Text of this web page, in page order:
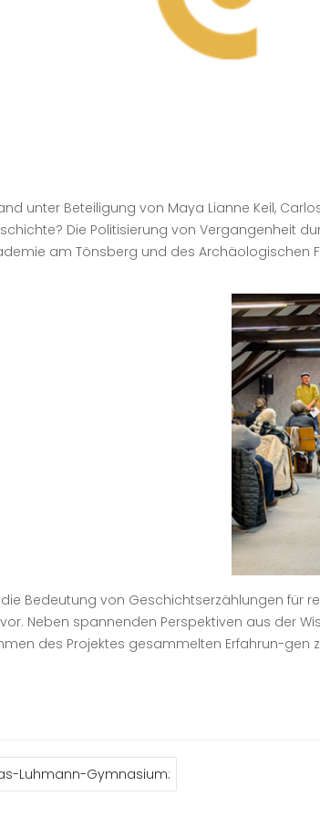
unter Beteiligung von Maya Lianne Keil,
Die Politisierung von Vergangenheit
am Tönsberg und des Archäologischen
Bedeutung von Geschichtserzählungen für
Neben spannenden Perspektiven aus der
des Projektes gesammelten Erfahrun-
Luhmann-Gymnasium: